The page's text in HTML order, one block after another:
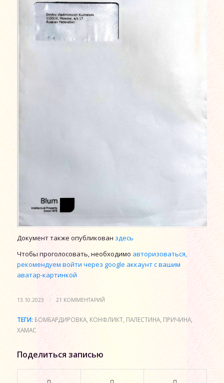
Документ также опубликованздесь
Чтобы проголосовать, необходимоавторизоваться,
рекомендуем войти через google аккаунт с вашим
аватар-картинкой
13.10.2023 / 21 КОММЕНТАРИЙ
ТЕГИ: БОМБАРДИРОВКА,КОНФЛИКТ,ПАЛЕСТИНА,ПРИЧИНА,
ХАМАС
Поделиться записью